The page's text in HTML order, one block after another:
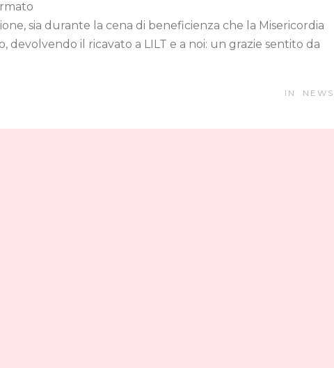
sia durante la cena di beneficienza che la Misericordia
devolvendo il ricavato a LILT e a noi: un grazie sentito da
IN NEWS